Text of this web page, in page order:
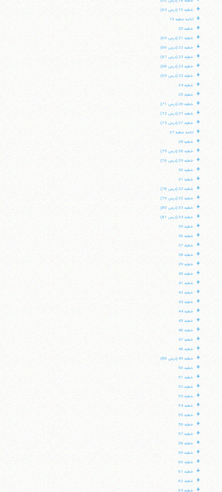
+ خطبه 19 (درس 63)
+ ادامه خطبه 19
+ خطبه 20
+ خطبه 21 (درس 65)
+ خطبه 22 (درس 66)
+ خطبه 23 (درس 67)
+ خطبه 23 (درس 68)
+ خطبه 23 (درس 69)
+ خطبه 24
+ خطبه 25
+ خطبه 26 (درس 71)
+ خطبه 27 (درس 72)
+ خطبه 27 (درس 73)
+ ادامه خطبه 27
+ خطبه 28
+ خطبه 28 (درس 75)
+ خطبه 29 (درس 76)
+ خطبه 30
+ خطبه 31
+ خطبه 32 (درس 78)
+ خطبه 32 (درس 79)
+ خطبه 33 (درس 80)
+ خطبه 34 (درس 81)
+ خطبه 35
+ خطبه 36
+ خطبه 37
+ خطبه 38
+ خطبه 39
+ خطبه 40
+ خطبه 41
+ خطبه 42
+ خطبه 43
+ خطبه 44
+ خطبه 45
+ خطبه 46
+ خطبه 47
+ خطبه 48
+ خطبه 49 (درس 88)
+ خطبه 50
+ خطبه 51
+ خطبه 52
+ خطبه 53
+ خطبه 54
+ خطبه 55
+ خطبه 56
+ خطبه 57
+ خطبه 58
+ خطبه 59
+ خطبه 60
+ خطبه 61
+ خطبه 62
+ خطبه 63